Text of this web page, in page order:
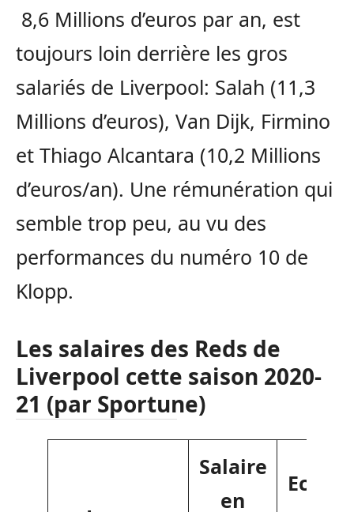
8,6 Millions d’euros par an, est
toujours loin derrière les gros
salariés de Liverpool: Salah (11,3
Millions d’euros), Van Dijk, Firmino
et Thiago Alcantara (10,2 Millions
d’euros/an). Une rémunération qui
semble trop peu, au vu des
performances du numéro 10 de
Klopp.
Les salaires des Reds de
Liverpool cette saison 2020-
21 (par Sportune)
Salaire
en